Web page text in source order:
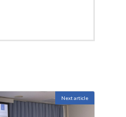
Next article